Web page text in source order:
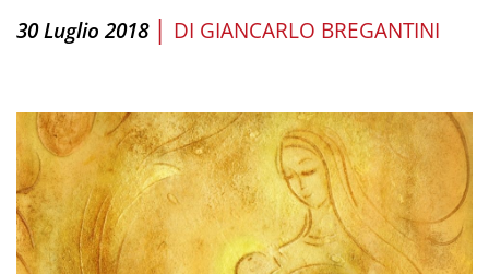
30 Luglio 2018 | DI GIANCARLO BREGANTINI